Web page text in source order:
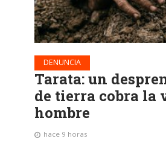
DENUNCIA
Tarata: un
de tierra cobra la
hombre
hace 9 horas